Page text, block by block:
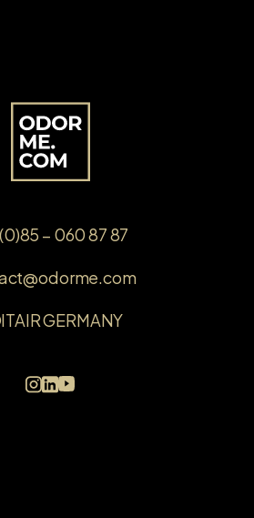
– 060 87 87
GERMANY